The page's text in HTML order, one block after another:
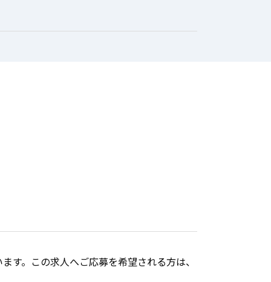
す。この求人へご応募を希望される方は、